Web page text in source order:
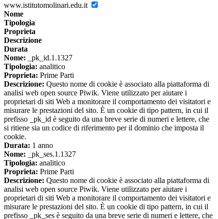
www.istitutomolinari.edu.it
Nome
Tipologia
Proprieta
Descrizione
Durata
Nome: _pk_id.1.1327
Tipologia: analitico
Proprieta: Prime Parti
Descrizione: Questo nome di cookie è associato alla piattaforma di
analisi web open source Piwik. Viene utilizzato per aiutare i
proprietari di siti Web a monitorare il comportamento dei visitatori e
misurare le prestazioni del sito. È un cookie di tipo pattern, in cui il
prefisso _pk_id è seguito da una breve serie di numeri e lettere, che
si ritiene sia un codice di riferimento per il dominio che imposta il
cookie.
Durata: 1 anno
Nome: _pk_ses.1.1327
Tipologia: analitico
Proprieta: Prime Parti
Descrizione: Questo nome di cookie è associato alla piattaforma di
analisi web open source Piwik. Viene utilizzato per aiutare i
proprietari di siti Web a monitorare il comportamento dei visitatori e
misurare le prestazioni del sito. È un cookie di tipo pattern, in cui il
prefisso _pk_ses è seguito da una breve serie di numeri e lettere, che